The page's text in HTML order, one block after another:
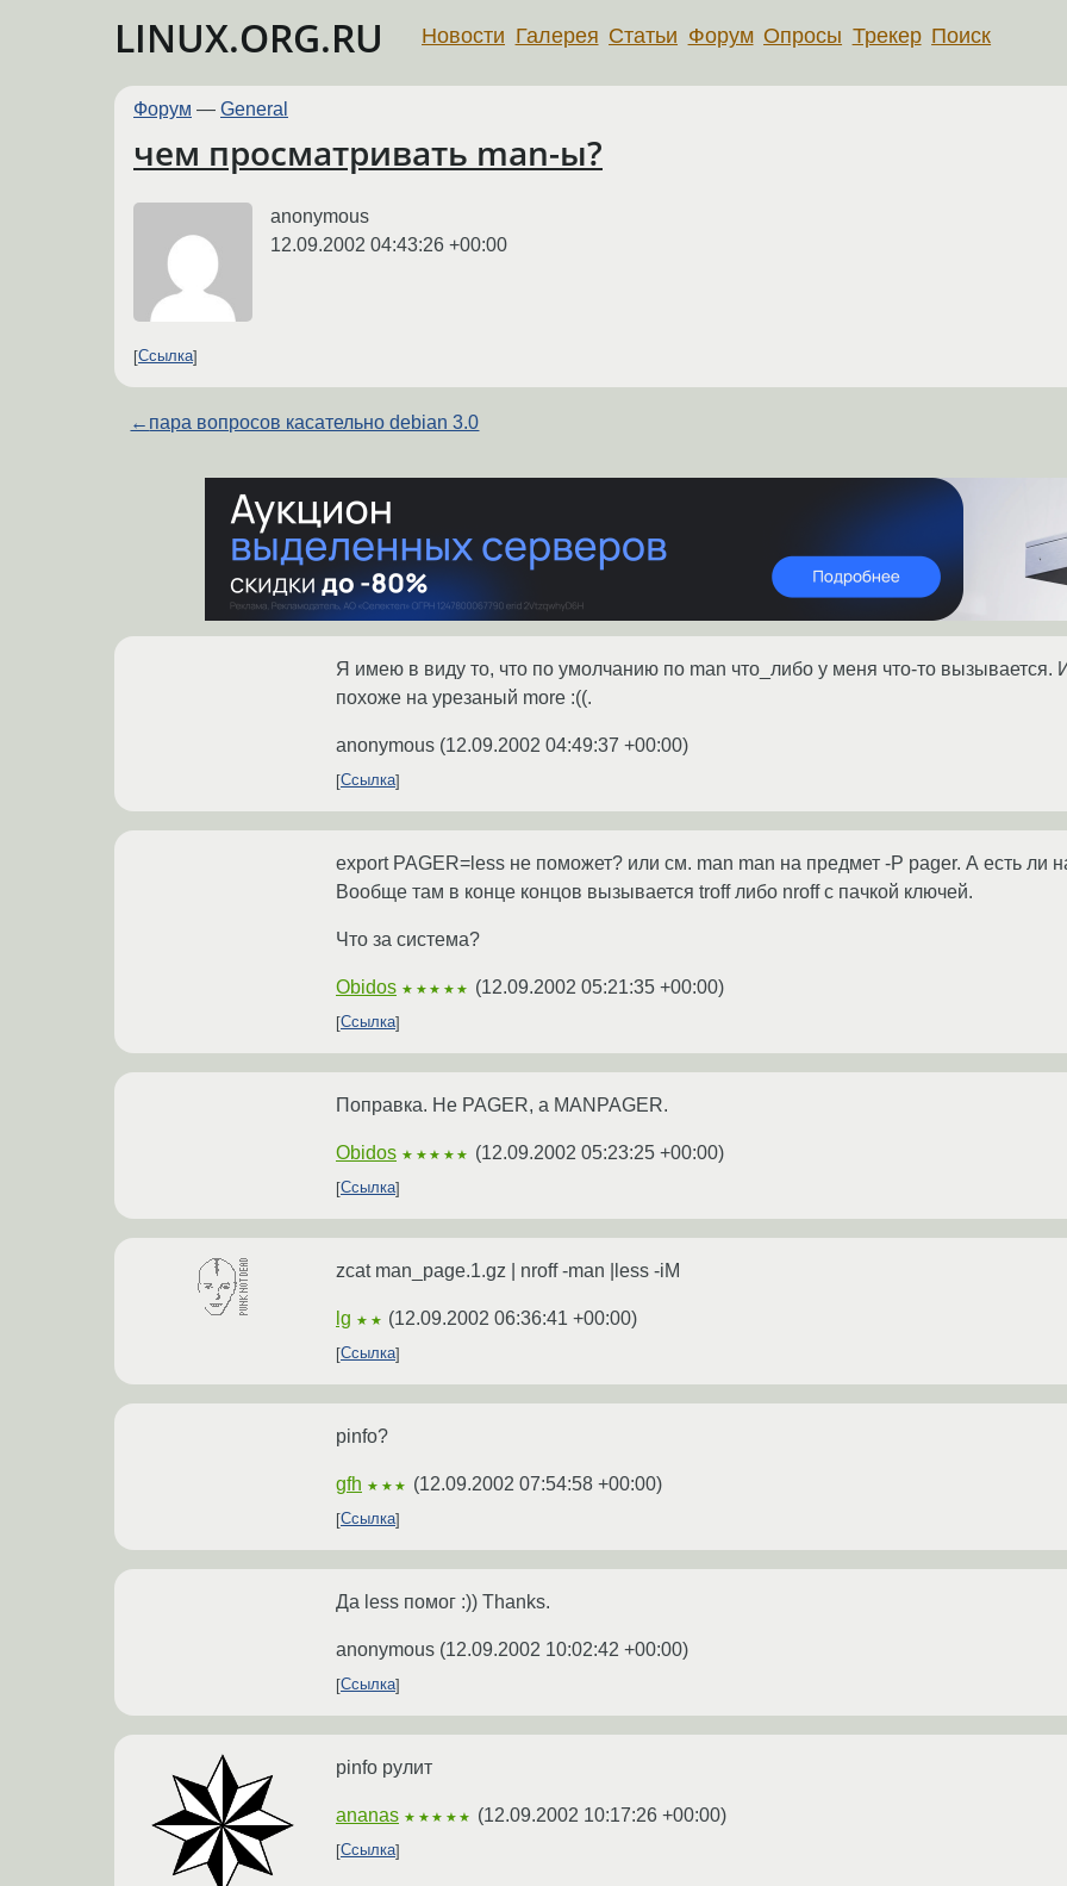
LINUX.ORG.RU Новости Галерея Статьи Форум Опросы Трекер Поиск
Форум — General
чем просматривать man-ы?
anonymous
12.09.2002 04:43:26 +00:00
Ссылка
← пара вопросов касательно debian 3.0
Я имею в виду то, что по умолчанию по man что_либо у меня что-то вызывается.
похоже на урезаный more :((.
anonymous (12.09.2002 04:49:37 +00:00)
Ссылка
export PAGER=less не поможет? или см. man man на предмет -P pager. А есть ли
Вообще там в конце концов вызывается troff либо nroff с пачкой ключей.
Что за система?
Obidos ★★★★★ (12.09.2002 05:21:35 +00:00)
Ссылка
Поправка. Не PAGER, а MANPAGER.
Obidos ★★★★★ (12.09.2002 05:23:25 +00:00)
Ссылка
zcat man_page.1.gz | nroff -man |less -iM
lg ★★ (12.09.2002 06:36:41 +00:00)
Ссылка
pinfo?
gfh ★★★ (12.09.2002 07:54:58 +00:00)
Ссылка
Да less помог :)) Thanks.
anonymous (12.09.2002 10:02:42 +00:00)
Ссылка
pinfo рулит
ananas ★★★★★ (12.09.2002 10:17:26 +00:00)
Ссылка